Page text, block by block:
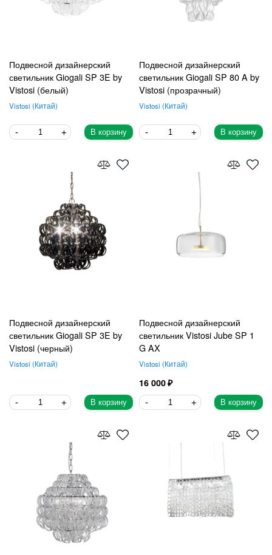
Подвесной дизайнерский
светильник Giogali SP 3E by
Vistosi (белый)
Vistosi Китай
В корзину
Подвесной дизайнерский
светильник Giogali SP 80 A by
Vistosi (прозрачный)
Vistosi Китай
В корзину
Подвесной дизайнерский
светильник Giogali SP 3E by
Vistosi (черный)
Vistosi Китай
В корзину
Подвесной дизайнерский
светильник Vistosi Jube SP 1
G AX
Vistosi Китай
16 000
В корзину